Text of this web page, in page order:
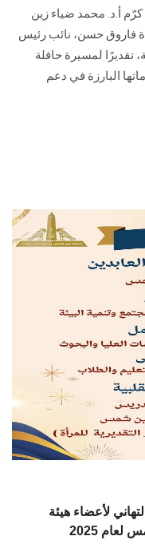
الزائـرون
كرّم أ.د. محمد ضياء زين
فاروق حسن، نائب رئيس
تقديرًا لمسيرة حافلة
البارزة في دعم
لأعضاء هيئة
2025